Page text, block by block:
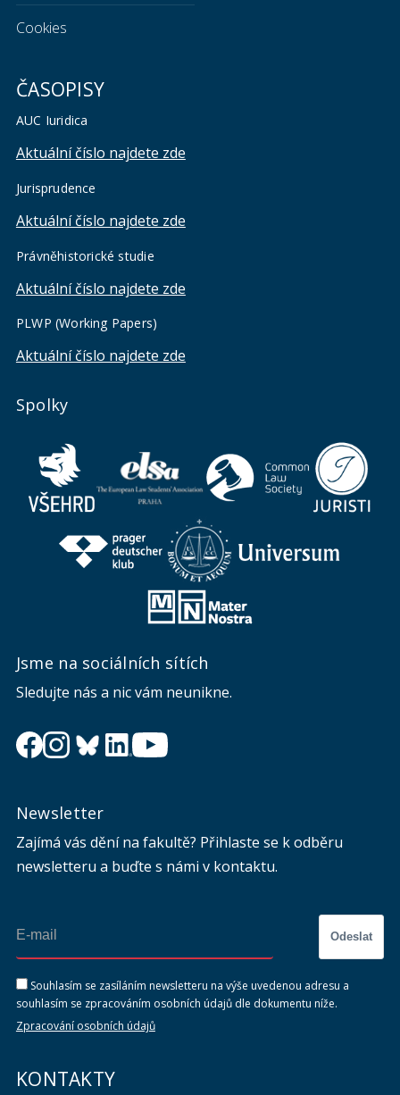
Cookies
ČASOPISY
AUC Iuridica
Aktuální číslo najdete zde
Jurisprudence
Aktuální číslo najdete zde
Právněhistorické studie
Aktuální číslo najdete zde
PLWP (Working Papers)
Aktuální číslo najdete zde
Spolky
Jsme na sociálních sítích
Sledujte nás a nic vám neunikne.
Newsletter
Zajímá vás dění na fakultě? Přihlaste se k odběru
newsletteru a buďte s námi v kontaktu.
Odeslat
Souhlasím se zasíláním newsletteru na výše uvedenou adresu a
souhlasím se zpracováním osobních údajů dle dokumentu níže.
Zpracování osobních údajů
KONTAKTY